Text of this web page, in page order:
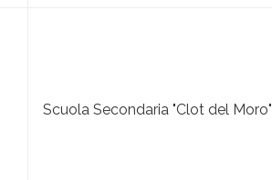
Scuola Secondaria "Clot del Moro"